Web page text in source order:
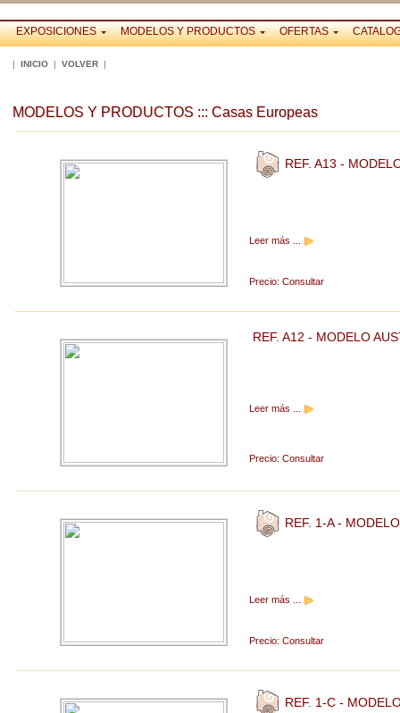
EXPOSICIONES MODELOS Y PRODUCTOS OFERTAS
| INICIO | VOLVER |
MODELOS Y PRODUCTOS ::: Casas Europeas
REF. A13 -
Leer más ...
Precio: Consultar
REF. A12 - MODELO
Leer más ...
Precio: Consultar
REF. 1-A -
Leer más ...
Precio: Consultar
REF. 1-C -